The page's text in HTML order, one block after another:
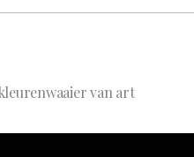
van art